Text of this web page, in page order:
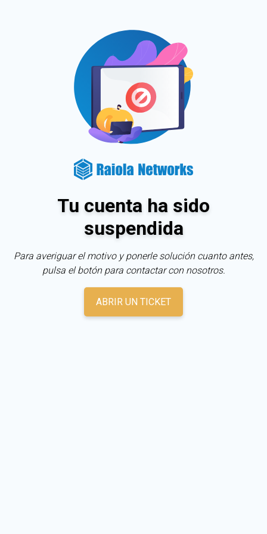
Tu cuenta ha sido
suspendida
Para averiguar el motivo y ponerle solución cuanto antes,
pulsa el botón para contactar con nosotros.
ABRIR UN TICKET